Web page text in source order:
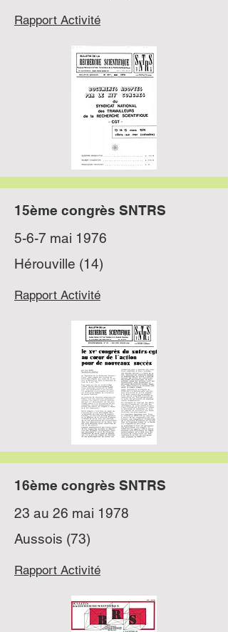
Rapport Activité
15ème congrès SNTRS
5-6-7 mai 1976
Hérouville (14)
Rapport Activité
16ème congrès SNTRS
23 au 26 mai 1978
Aussois (73)
Rapport Activité